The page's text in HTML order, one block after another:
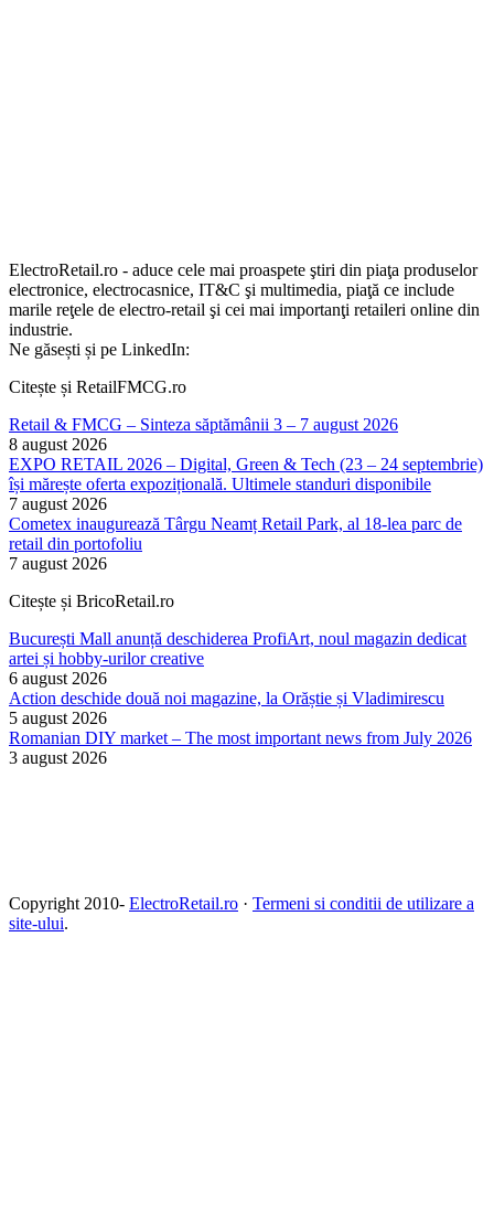
ElectroRetail.ro - aduce cele mai proaspete ştiri din piaţa produselor
electronice, electrocasnice, IT&C şi multimedia, piaţă ce include
marile reţele de electro-retail şi cei mai importanţi retaileri online din
industrie.
Ne găsești și pe LinkedIn:
Citește și RetailFMCG.ro
Retail & FMCG – Sinteza săptămânii 3 – 7 august 2026
8 august 2026
EXPO RETAIL 2026 – Digital, Green & Tech (23 – 24 septembrie)
își mărește oferta expozițională. Ultimele standuri disponibile
7 august 2026
Cometex inaugurează Târgu Neamț Retail Park, al 18-lea parc de
retail din portofoliu
7 august 2026
Citește și BricoRetail.ro
București Mall anunță deschiderea ProfiArt, noul magazin dedicat
artei și hobby-urilor creative
6 august 2026
Action deschide două noi magazine, la Orăștie și Vladimirescu
5 august 2026
Romanian DIY market – The most important news from July 2026
3 august 2026
Copyright 2010- ElectroRetail.ro · Termeni si conditii de utilizare a
site-ului.